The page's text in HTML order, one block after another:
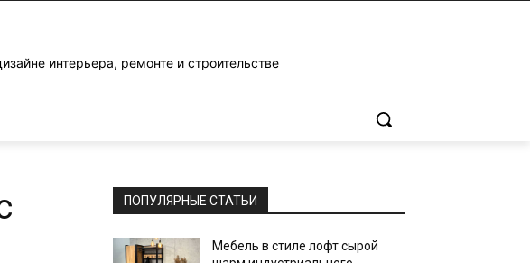
интерьера, ремонте и строительстве
ПОПУЛЯРНЫЕ СТАТЬИ
Мебель в стиле лофт сырой